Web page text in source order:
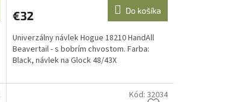
€32 Do košíka
Univerzálny návlek Hogue 18210 HandAll
Beavertail - s bobrím chvostom. Farba:
Black, návlek na Glock 48/43X
Kód: 32034